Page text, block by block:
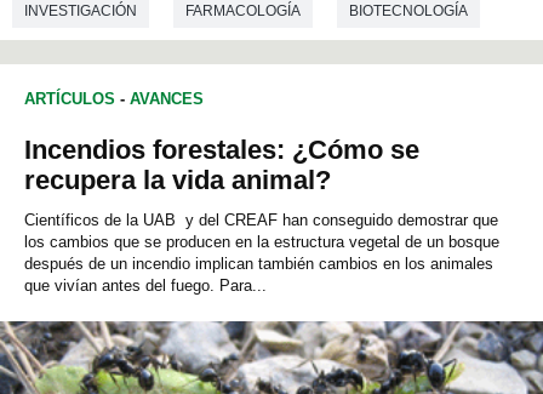
INVESTIGACIÓN FARMACOLOGÍA BIOTECNOLOGÍA
MICROBIOLOGÍA
ARTÍCULOS - AVANCES
Incendios forestales: ¿Cómo se
recupera la vida animal?
Científicos de la UAB y del CREAF han conseguido demostrar que
los cambios que se producen en la estructura vegetal de un bosque
después de un incendio implican también cambios en los animales
que vivían antes del fuego. Para...